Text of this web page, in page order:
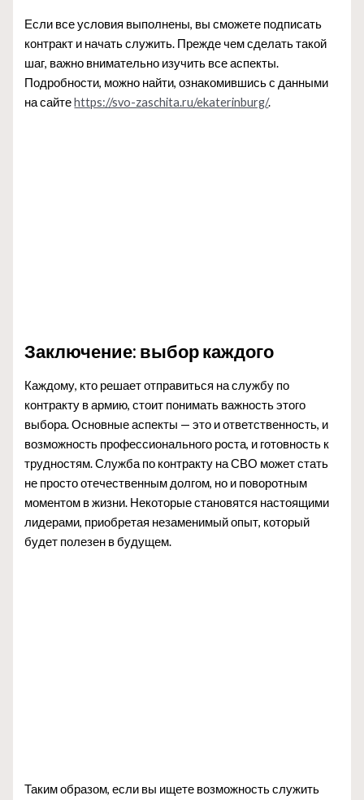
Если все условия выполнены, вы сможете подписать
контракт и начать служить. Прежде чем сделать такой
шаг, важно внимательно изучить все аспекты.
Подробности, можно найти, ознакомившись с данными
на сайтеhttps://svo-zaschita.ru/ekaterinburg/.
Заключение: выбор каждого
Каждому, кто решает отправиться на службу по
контракту в армию, стоит понимать важность этого
выбора. Основные аспекты — это и ответственность, и
возможность профессионального роста, и готовность к
трудностям. Служба по контракту на СВО может стать
не просто отечественным долгом, но и поворотным
моментом в жизни. Некоторые становятся настоящими
лидерами, приобретая незаменимый опыт, который
будет полезен в будущем.
Таким образом, если вы ищете возможность служить